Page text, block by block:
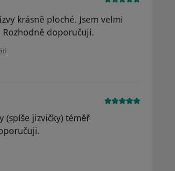
krásně ploché. Jsem velmi
doporučuji.
Monika
(spíše jizvičky) téměř